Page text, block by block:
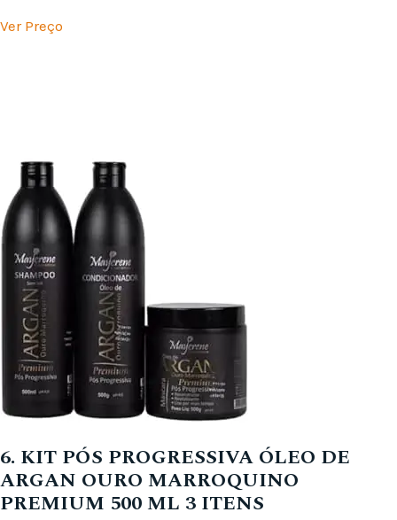
Ver Preço
6. KIT PÓS PROGRESSIVA ÓLEO DE
ARGAN OURO MARROQUINO
PREMIUM 500 ML 3 ITENS